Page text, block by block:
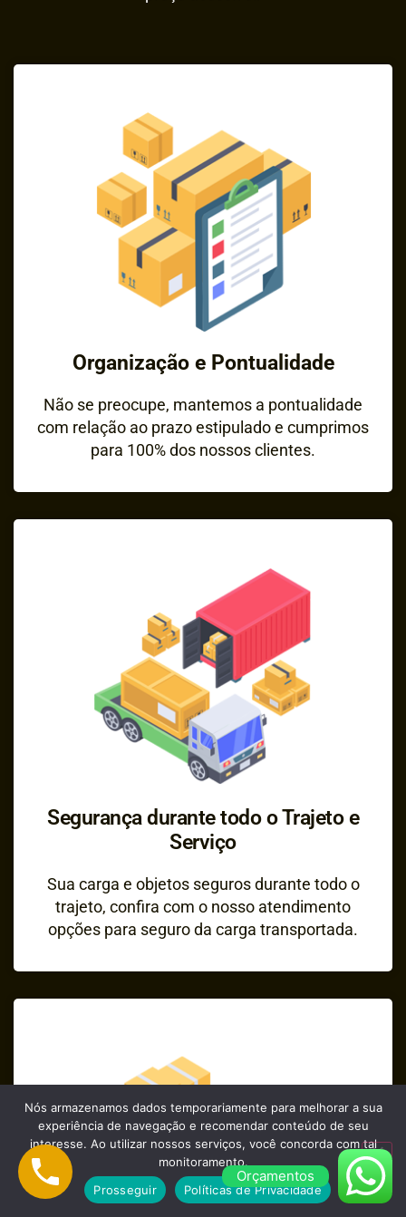
Organização e Pontualidade
Não se preocupe, mantemos a pontualidade
com relação ao prazo estipulado e cumprimos
para 100% dos nossos clientes.
Segurança durante todo o Trajeto e
Serviço
Sua carga e objetos seguros durante todo o
trajeto, confira com o nosso atendimento
opções para seguro da carga transportada.
Orçamentos
Nós armazenamos dados temporariamente para melhorar a sua
experiência de navegação e recomendar conteúdo de seu
interesse. Ao utilizar nossos serviços, você concorda com tal
monitoramento.
Prosseguir
Políticas de Privacidade